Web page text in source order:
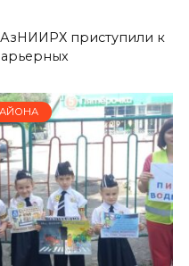
приступили к